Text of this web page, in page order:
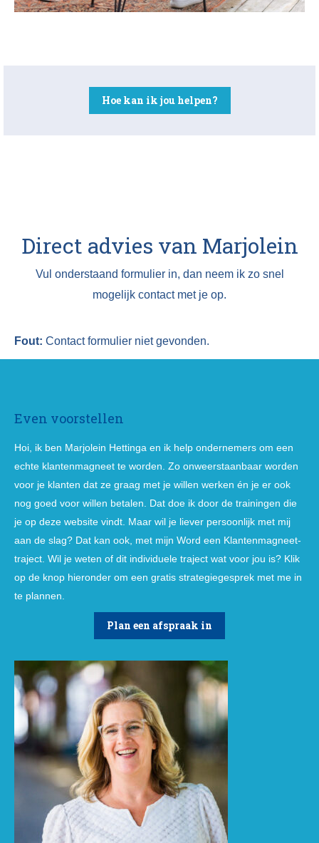
Hoe kan ik jou helpen?
Direct advies van Marjolein
Vul onderstaand formulier in, dan neem ik zo snel
mogelijk contact met je op.
Fout: Contact formulier niet gevonden.
Even voorstellen
Hoi, ik ben Marjolein Hettinga en ik help ondernemers om een
echte klantenmagneet te worden. Zo onweerstaanbaar worden
voor je klanten dat ze graag met je willen werken én je er ook
nog goed voor willen betalen. Dat doe ik door de trainingen die
je op deze website vindt. Maar wil je liever persoonlijk met mij
aan de slag? Dat kan ook, met mijn Word een Klantenmagneet-
traject. Wil je weten of dit individuele traject wat voor jou is? Klik
op de knop hieronder om een gratis strategiegesprek met me in
te plannen.
Plan een afspraak in